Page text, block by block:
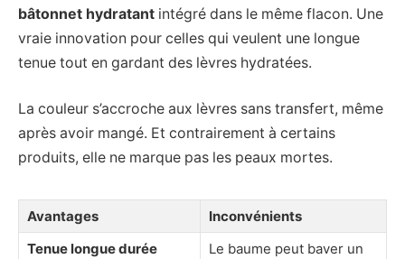
bâtonnet hydratant intégré dans le même flacon. Une
vraie innovation pour celles qui veulent une longue
tenue tout en gardant des lèvres hydratées.
La couleur s’accroche aux lèvres sans transfert, même
après avoir mangé. Et contrairement à certains
produits, elle ne marque pas les peaux mortes.
Avantages
Inconvénients
Tenue longue durée
Le baume peut baver un